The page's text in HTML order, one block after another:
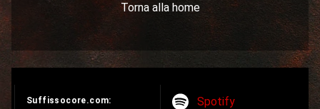
Torna alla home
Suffissocore.com:
Spotify